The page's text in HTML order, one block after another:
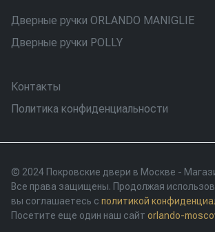
Дверные ручки ORLANDO MANIGLIE
Дверные ручки POLLY
Контакты
Политика конфиденциальности
© 2024 Покровские двери в Москве -
Все права защищены. Продолжая
вы соглашаетесь с политикой
Посетите еще один наш сайт orlando-